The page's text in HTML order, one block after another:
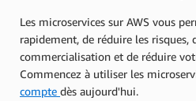
Les microservices sur AWS vous
rapidement, de réduire les risques,
commercialisation et de réduire
Commencez à utiliser les
compte dès aujourd'hui.